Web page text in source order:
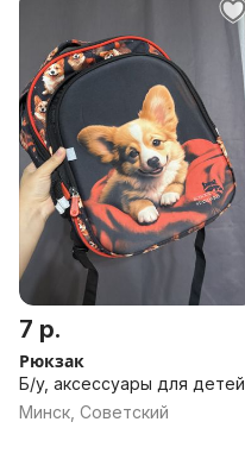
7 р.
Рюкзак
Б/у, аксессуары для детей
Минск, Советский